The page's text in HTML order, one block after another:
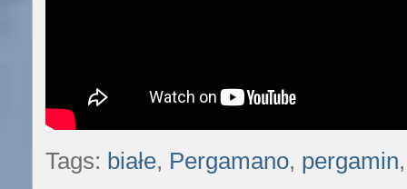
Tags: białe, Pergamano, pergamin